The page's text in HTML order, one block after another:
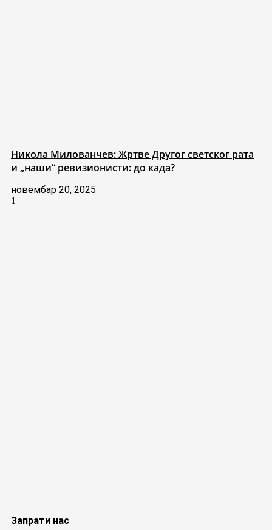
Никола Милованчев: Жртве Другог светског рата
и „наши“ ревизионисти: до када?
новембар 20, 2025
Запрати нас